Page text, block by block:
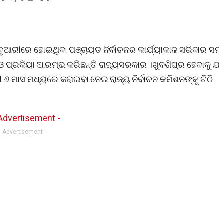
ହୋଇଥିବା ପଞ୍ଚାୟତ ନିର୍ବାଚନର କାର୍ଯ୍ୟାକାଳ ସରିବାର
ପ୍ରକିୟା ଆରମ୍ଭ କରିଛନ୍ତି ରାଜ୍ୟସରକାର ।ଖୁବଶିଘ୍ର ହେବାକୁ
୬ ମାସ ମଧ୍ୟରେ କରାଇବା ନେଇ ରାଜ୍ୟ ନିର୍ବାଚନ କମିଶନଙ୍କୁ ଚିଠି
- Advertisement -